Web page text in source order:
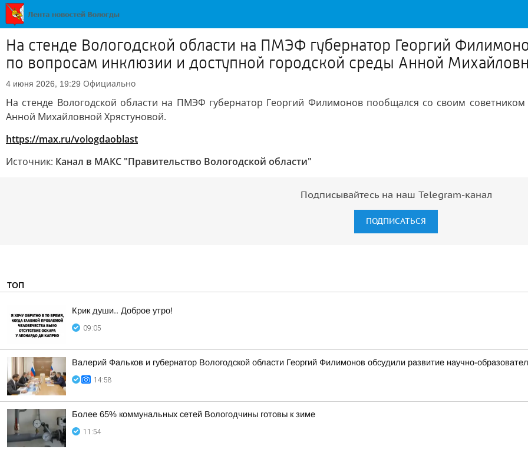
На стенде Вологодской области на ПМЭФ губернатор Георгий
по вопросам инклюзии и доступной городской среды Анной
4 июня 2026, 19:29 Официально
На стенде Вологодской области на ПМЭФ губернатор Георгий Филимонов пообщался со своим
Анной Михайловной Хрястуновой.
https://max.ru/vologdaoblast
Источник: Канал в МАКС "Правительство Вологодской области"
Подписывайтесь на наш Telegram-канал
ПОДПИСАТЬСЯ
ТОП
Крик души.. Доброе утро!
09:05
Валерий Фальков и губернатор Вологодской области Георгий Филимонов обсудили развитие научно-
14:58
Более 65% коммунальных сетей Вологодчины готовы к зиме
11:54